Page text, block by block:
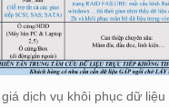
dịch vụ khôi phục dữ